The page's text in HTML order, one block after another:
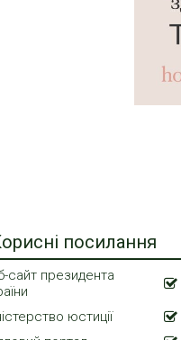
посилання
сайт президента
юстиції